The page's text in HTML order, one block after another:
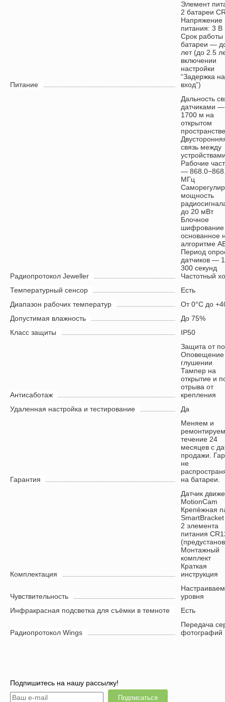
Питание
Элемент
2 батареи
Напряжение
питания: 3 В
Срок работы
батареи —
лет (до 2.5
включении
настройки
“Задержка на
вход”)
Радиопротокол Jeweller
Дальность
датчиками
1700 м на
открытом
пространстве
связь между
Рабочие
—
МГц
мощность
до 20 мВт
Блочное
шифрование
основанное
алгоритме
Период
датчиков —
300 секунд
Частотный
Температурный сенсор
Есть
Диапазон рабочих температур
От 0°С до
Допустимая влажность
До 75%
Класс защиты
IP50
Антисаботаж
Защита от
Оповещение
глушении
Тампер на
открытие и
отрыва от
крепления
Удаленная настройка и тестирование
Да
Гарантия
Меняем и
течение 24
месяцев с
продажи.
не
на батареи.
Комплектация
Датчик
MotionCam
Крепёжная
SmartBracket
2 элемента
питания
Монтажный
комплект
Краткая
инструкция
Чувствительность
уровня
Инфракрасная подсветка для съёмки в темноте
Есть
Радиопротокол Wings
Передача
фотографий
Подпишитесь на нашу рассылку!
Подписаться